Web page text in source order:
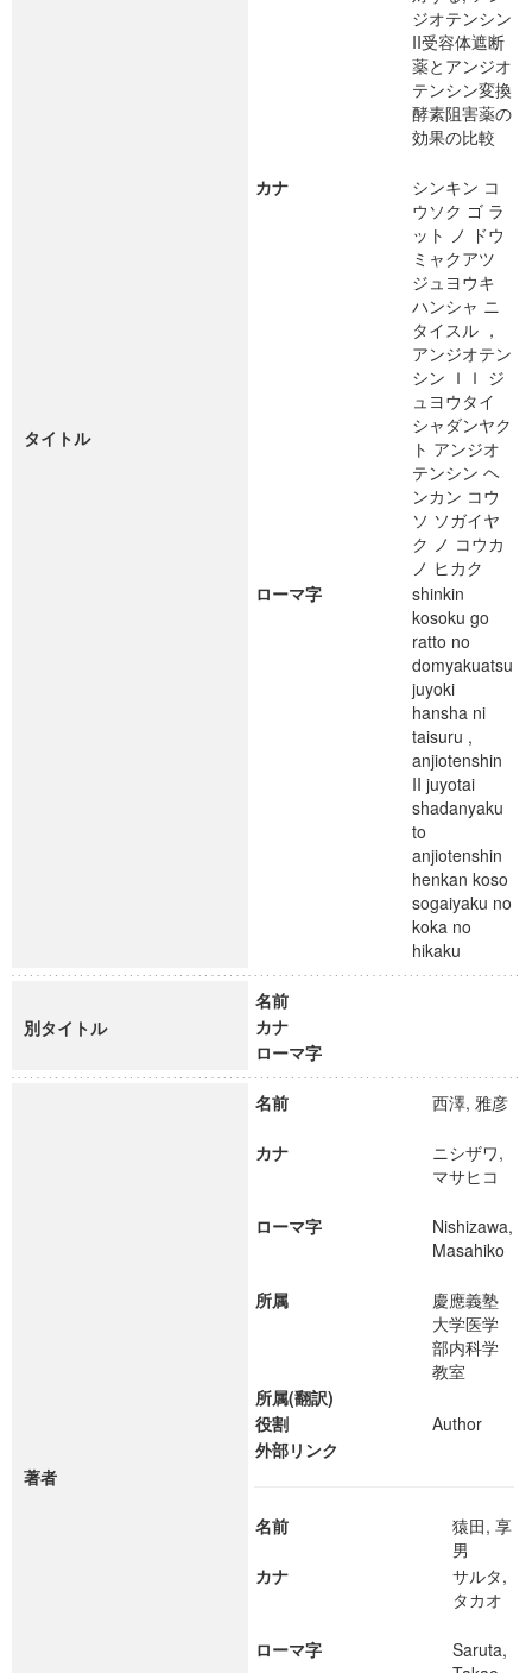
タイトル
ジオテンシン
II受容体遮断
薬とアンジオ
テンシン変換
酵素阻害薬の
効果の比較
カナ
シンキン コ
ウソク ゴ ラ
ット ノ ドウ
ミャクアツ
ジュヨウキ
ハンシャ ニ
タイスル ，
アンジオテン
シン ＩＩ ジ
ュヨウタイ
シャダンヤク
ト アンジオ
テンシン ヘ
ンカン コウ
ソ ソガイヤ
ク ノ コウカ
ノ ヒカク
ローマ字
shinkin
kosoku go
ratto no
domyakuatsu
juyoki
hansha ni
taisuru ,
anjiotenshin
II juyotai
shadanyaku
to
anjiotenshin
henkan koso
sogaiyaku no
koka no
hikaku
別タイトル
名前
カナ
ローマ字
著者
名前 西澤, 雅彦
カナ
ニシザワ,
マサヒコ
ローマ字
Nishizawa,
Masahiko
所属
慶應義塾
大学医学
部内科学
教室
所属(翻訳)
役割
Author
外部リンク
名前
猿田, 享
男
カナ
サルタ,
タカオ
ローマ字
Saruta,